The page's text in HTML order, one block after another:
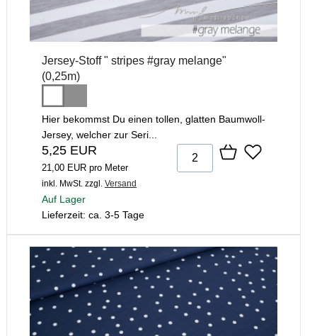
Jersey-Stoff " stripes #gray melange"
(0,25m)
Hier bekommst Du einen tollen, glatten Baumwoll-
Jersey, welcher zur Seri...
5,25 EUR
21,00 EUR pro Meter
inkl. MwSt. zzgl. Versand
Auf Lager
Lieferzeit: ca. 3-5 Tage